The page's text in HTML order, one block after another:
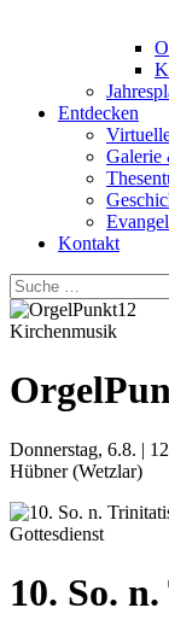
Entdecken
Galerie
Kontakt
Kirchenmusik
Donnerstag, 6.8. |
Hübner (Wetzlar)
Gottesdienst
10. So.